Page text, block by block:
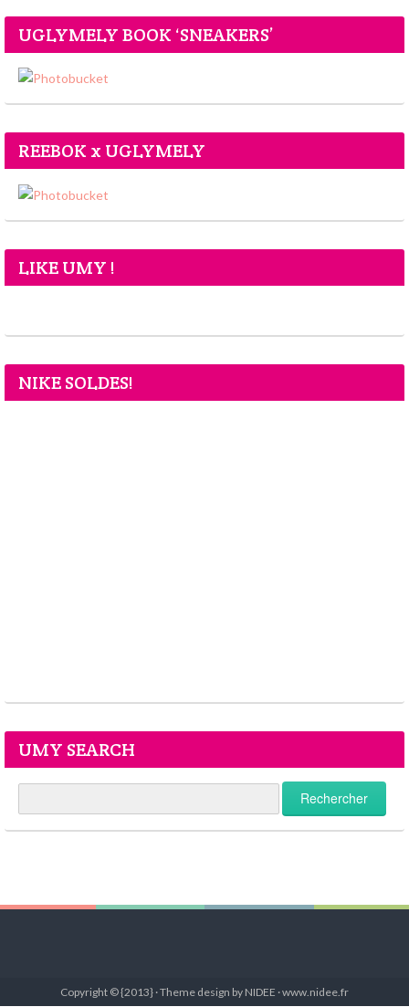
UGLYMELY BOOK ‘SNEAKERS’
REEBOK x UGLYMELY
LIKE UMY !
NIKE SOLDES!
UMY SEARCH
Copyright © {2013} · Theme design by NIDEE · www.nidee.fr